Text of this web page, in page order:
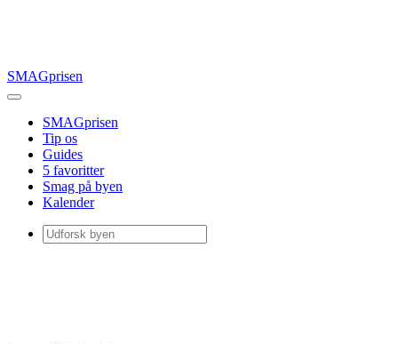
SMAGprisen
SMAGprisen
Tip os
Guides
5 favoritter
Smag på byen
Kalender